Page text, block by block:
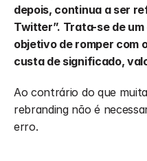
depois, continua a ser
Twitter”. Trata-se de
objetivo de romper com
custa de significado,
Ao contrário do que
rebranding não é
erro.